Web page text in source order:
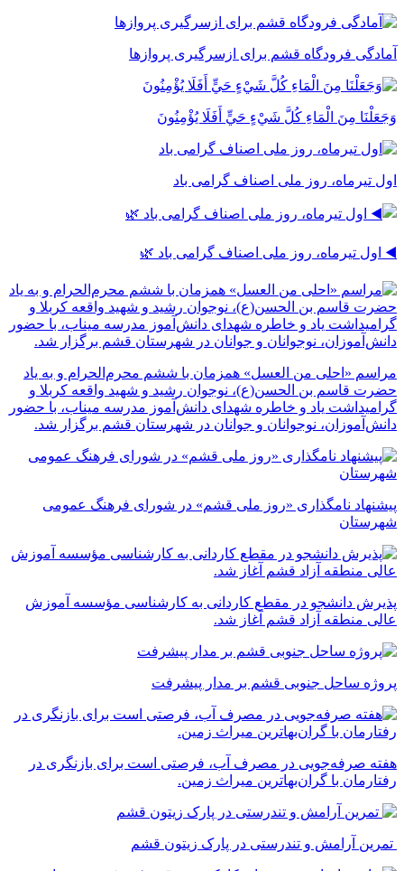
آمادگی فرودگاه قشم برای ازسرگیری پروازها
وَجَعَلْنَا مِنَ الْمَاءِ كُلَّ شَيْءٍ حَيٍّ أَفَلَا يُؤْمِنُونَ
اول تیرماه، روز ملی اصناف گرامی باد
◀️ اول تیرماه، روز ملی اصناف گرامی باد 🌿
مراسم «احلی من العسل» همزمان با ششم محرم‌الحرام و به یاد
حضرت قاسم بن الحسن(ع)، نوجوان رشید و شهید واقعه کربلا و
گرامیداشت یاد و خاطره شهدای دانش‌آموز مدرسه میناب، با حضور
دانش‌آموزان، نوجوانان و جوانان در شهرستان قشم برگزار شد.
پیشنهاد نامگذاری «روز ملی قشم» در شورای فرهنگ عمومی
شهرستان
پذیرش دانشجو در مقطع کاردانی به کارشناسی مؤسسه آموزش
عالی منطقه آزاد قشم آغاز شد.
پروژه ساحل جنوبی قشم بر مدار پیشرفت
‌هفته صرفه‌جویی در مصرف آب، فرصتی است برای بازنگری در
رفتارمان با گران‌بهاترین میراث زمین.
تمرین آرامش و تندرستی در پارک زیتون قشم